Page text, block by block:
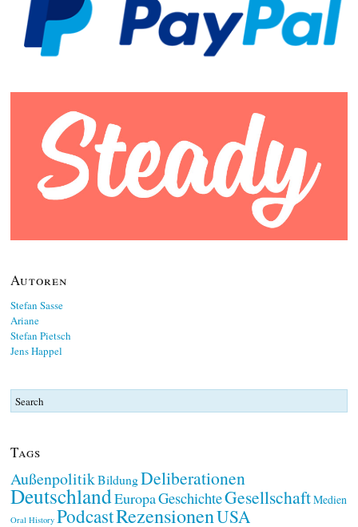
Autoren
Stefan Sasse
Ariane
Stefan Pietsch
Jens Happel
Tags
AußenpolitikBildungDeliberationen
DeutschlandEuropaGeschichteGesellschaftMedien
Oral History PodcastRezensionenUSA